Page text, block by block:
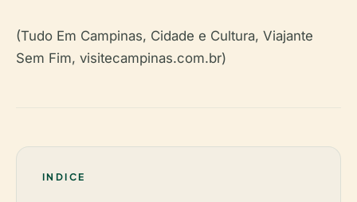
(Tudo Em Campinas, Cidade e Cultura, Viajante
Sem Fim, visitecampinas.com.br)
INDICE